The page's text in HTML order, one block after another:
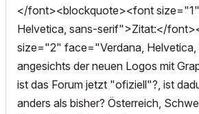
</font><blockquote><font
Helvetica, sans-serif">Zitat:</
size="2" face="Verdana,
angesichts der neuen Logos mit
ist das Forum jetzt "ofiziell"?, ist
anders als bisher? Österreich,